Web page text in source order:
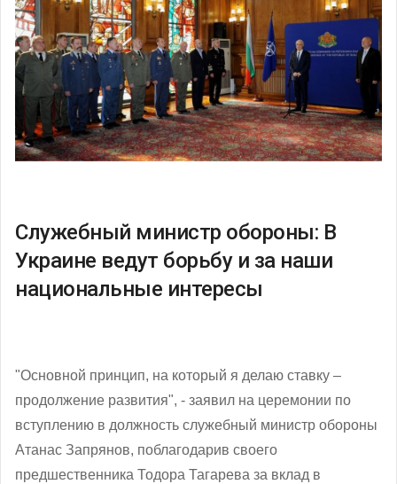
Служебный министр обороны: В
Украине ведут борьбу и за наши
национальные интересы
"Основной принцип, на который я делаю ставку –
продолжение развития", - заявил на церемонии по
вступлению в должность служебный министр обороны
Атанас Запрянов, поблагодарив своего
предшественника Тодора Тагарева за вклад в